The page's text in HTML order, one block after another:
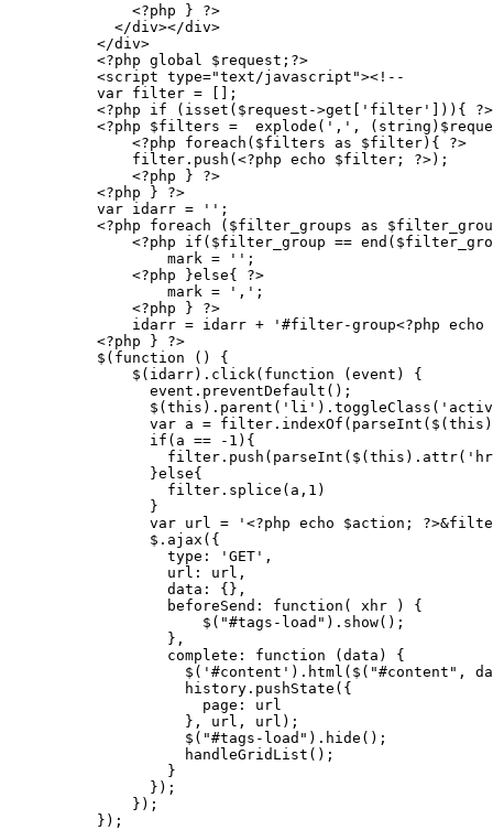
    <?php } ?>
  </div></div>
</div>
<?php global $request;?>
<script type="text/javascript"><!--
var filter = [];
<?php if (isset($request->get['filter'])){ ?>
<?php $filters =  explode(',',
    <?php foreach($filters as $filter){ ?>
    filter.push(<?php echo $filter; ?>);
    <?php } ?>
<?php } ?>
var idarr = '';
<?php foreach ($filter_groups as
<?php if($filter_group ==
        mark = '';
    <?php }else{ ?>
        mark = ',';
    <?php } ?>
idarr = idarr + '#filter-group<?php
<?php } ?>
$(function () {
    $(idarr).click(function (event) {
      event.preventDefault();
var a =
      if(a == -1){
      }else{
        filter.splice(a,1)
      }
var url = '<?php echo $action;
      $.ajax({
        type: 'GET',
        url: url,
        data: {},
        beforeSend: function( xhr ) {
            $("#tags-load").show();
        },
        complete: function (data) {
$('#content').html($("#content",
          history.pushState({
            page: url
          }, url, url);
          $("#tags-load").hide();
          handleGridList();
        }
      });
    });
});